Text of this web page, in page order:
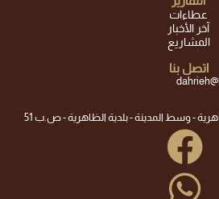
عطاءات
آخر الأخبار
المشاريع
اتصل بنا
- وسط المدينة - بلدية الظاهرية - ص.ب 51